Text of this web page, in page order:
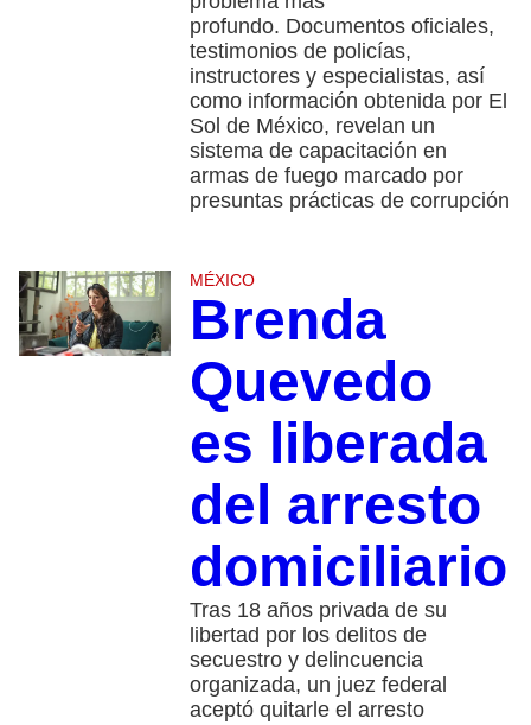
profundo. Documentos oficiales,
testimonios de policías,
instructores y especialistas, así
como información obtenida por El
Sol de México, revelan un
sistema de capacitación en
armas de fuego marcado por
presuntas prácticas de corrupción
MÉXICO
Brenda
Quevedo
es liberada
del arresto
domiciliario
Tras 18 años privada de su
libertad por los delitos de
secuestro y delincuencia
organizada, un juez federal
aceptó quitarle el arresto